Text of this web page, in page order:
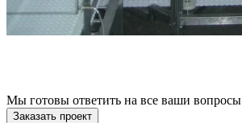
Мы готовы ответить на все ваши вопросы
Заказать проект